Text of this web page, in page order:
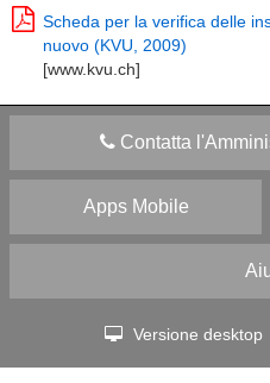
Scheda per la verifica delle
nuovo (KVU, 2009)
[www.kvu.ch]
Contatta
Apps Mobile
Versione desktop